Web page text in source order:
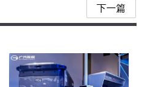
下一篇